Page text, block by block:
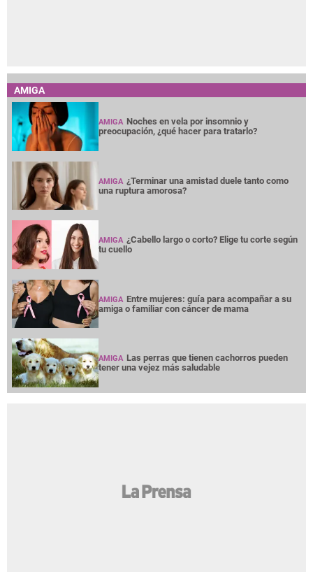
AMIGA
AMIGA Noches en vela por insomnio y
preocupación, ¿qué hacer para tratarlo?
AMIGA ¿Terminar una amistad duele tanto como
una ruptura amorosa?
AMIGA ¿Cabello largo o corto? Elige tu corte según
tu cuello
AMIGA Entre mujeres: guía para acompañar a su
amiga o familiar con cáncer de mama
AMIGA Las perras que tienen cachorros pueden
tener una vejez más saludable